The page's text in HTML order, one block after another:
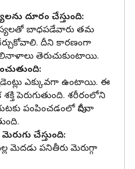
దూరం చేస్తుంది:
బాధపడేవారు తమ
దీని కారణంగా
తెరుచుకుంటాయి.
ఎక్కువగా ఉంటాయి. ఈ
పెరుగుతుంది. శరీరంలోని
పంపించడంలో పుదీనా
చేస్తుంది:
మెదడు పనితీరు మెరుగ్గా